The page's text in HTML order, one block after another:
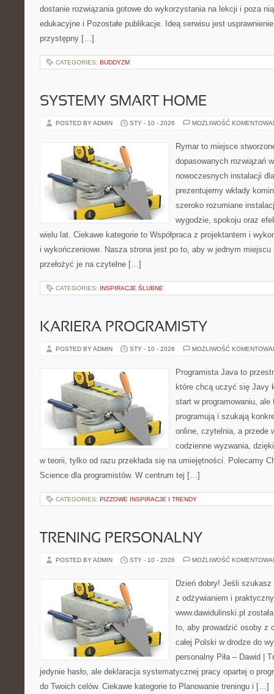
dostanie rozwiązania gotowe do wykorzystania na lekcji i poza
edukacyjne i Pozostałe publikacje. Ideą serwisu jest
przystępny […]
CATEGORIES: BUDDYZM
SYSTEMY SMART HOME
POSTED BY ADMIN STY - 10 - 2026 MOŻLIWOŚĆ
Rymar to miejsce
dopasowanych rozwiązań
nowoczesnych instalacji
prezentujemy wkłady
szeroko rozumiane
wygodzie, spokoju oraz
wielu lat. Ciekawe kategorie to Współpraca z projektantem i
i wykończeniowe. Nasza strona jest po to, aby w jednym miejscu
przełożyć je na czytelne […]
CATEGORIES: INSPIRACJE ŚLUBNE
KARIERA PROGRAMISTY
POSTED BY ADMIN STY - 10 - 2026 MOŻLIWOŚĆ
Programista Java to
które chcą uczyć się Javy
start w programowaniu,
programują i szukają
online, czytelnia, a przede
codzienne wyzwania,
w teorii, tylko od razu przekłada się na umiejętności. Polecamy
Science dla programistów. W centrum tej […]
CATEGORIES: PIZZOWE INSPIRACJE I TRENDY
TRENING PERSONALNY
POSTED BY ADMIN STY - 10 - 2026 MOŻLIWOŚĆ
Dzień dobry! Jeśli
z odżywianiem i
www.dawidulinski.pl
to, aby prowadzić osoby z
całej Polski w drodze do
personalny Piła – Dawid |
jedynie hasło, ale deklaracja systematycznej pracy opartej o
do Twoich celów. Ciekawe kategorie to Planowanie treningu i […]